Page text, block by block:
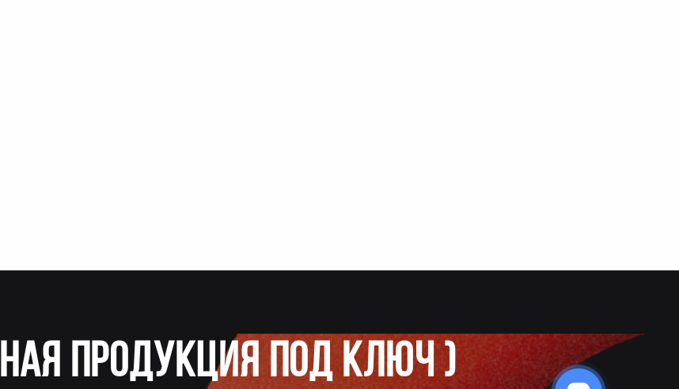
продукция под ключ)